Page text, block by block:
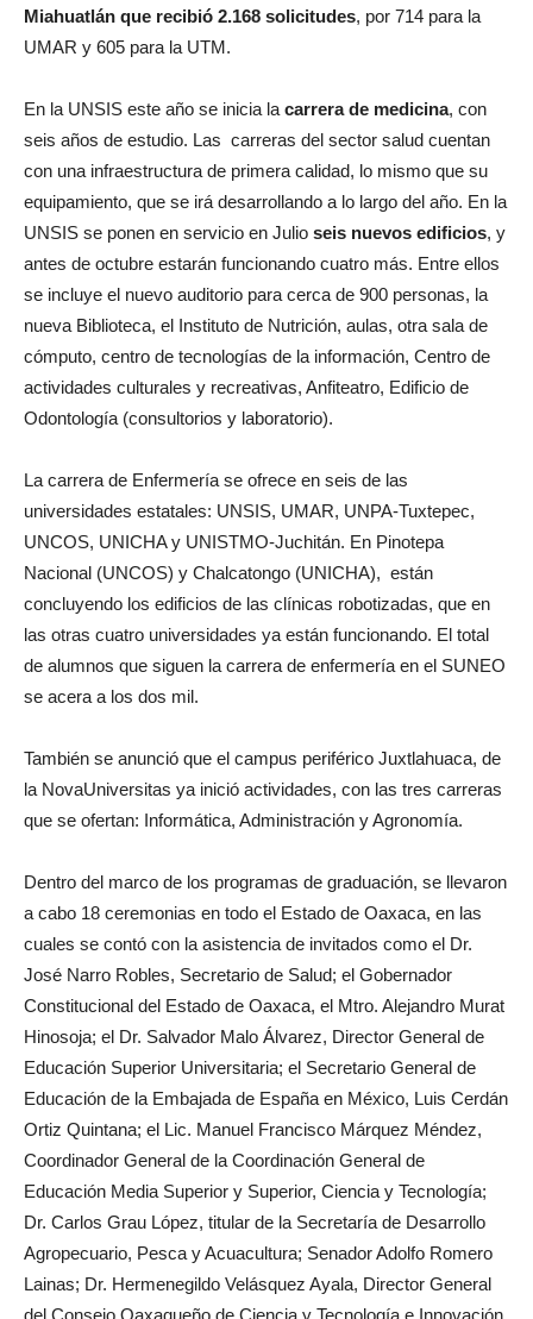
Miahuatlán que recibió 2.168 solicitudes, por 714 para la
UMAR y 605 para la UTM.
En la UNSIS este año se inicia la carrera de medicina, con
seis años de estudio. Las carreras del sector salud cuentan
con una infraestructura de primera calidad, lo mismo que su
equipamiento, que se irá desarrollando a lo largo del año. En la
UNSIS se ponen en servicio en Julio seis nuevos edificios, y
antes de octubre estarán funcionando cuatro más. Entre ellos
se incluye el nuevo auditorio para cerca de 900 personas, la
nueva Biblioteca, el Instituto de Nutrición, aulas, otra sala de
cómputo, centro de tecnologías de la información, Centro de
actividades culturales y recreativas, Anfiteatro, Edificio de
Odontología (consultorios y laboratorio).
La carrera de Enfermería se ofrece en seis de las
universidades estatales: UNSIS, UMAR, UNPA-Tuxtepec,
UNCOS, UNICHA y UNISTMO-Juchitán. En Pinotepa
Nacional (UNCOS) y Chalcatongo (UNICHA), están
concluyendo los edificios de las clínicas robotizadas, que en
las otras cuatro universidades ya están funcionando. El total
de alumnos que siguen la carrera de enfermería en el SUNEO
se acera a los dos mil.
También se anunció que el campus periférico Juxtlahuaca, de
la NovaUniversitas ya inició actividades, con las tres carreras
que se ofertan: Informática, Administración y Agronomía.
Dentro del marco de los programas de graduación, se llevaron
a cabo 18 ceremonias en todo el Estado de Oaxaca, en las
cuales se contó con la asistencia de invitados como el Dr.
José Narro Robles, Secretario de Salud; el Gobernador
Constitucional del Estado de Oaxaca, el Mtro. Alejandro Murat
Hinosoja; el Dr. Salvador Malo Álvarez, Director General de
Educación Superior Universitaria; el Secretario General de
Educación de la Embajada de España en México, Luis Cerdán
Ortiz Quintana; el Lic. Manuel Francisco Márquez Méndez,
Coordinador General de la Coordinación General de
Educación Media Superior y Superior, Ciencia y Tecnología;
Dr. Carlos Grau López, titular de la Secretaría de Desarrollo
Agropecuario, Pesca y Acuacultura; Senador Adolfo Romero
Lainas; Dr. Hermenegildo Velásquez Ayala, Director General
del Consejo Oaxaqueño de Ciencia y Tecnología e Innovación,